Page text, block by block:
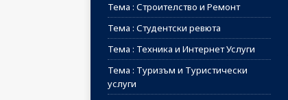
Тема : Строителство и Ремонт
Тема : Студентски ревюта
Тема : Техника и Интернет Услуги
Тема : Туризъм и Туристически
услуги